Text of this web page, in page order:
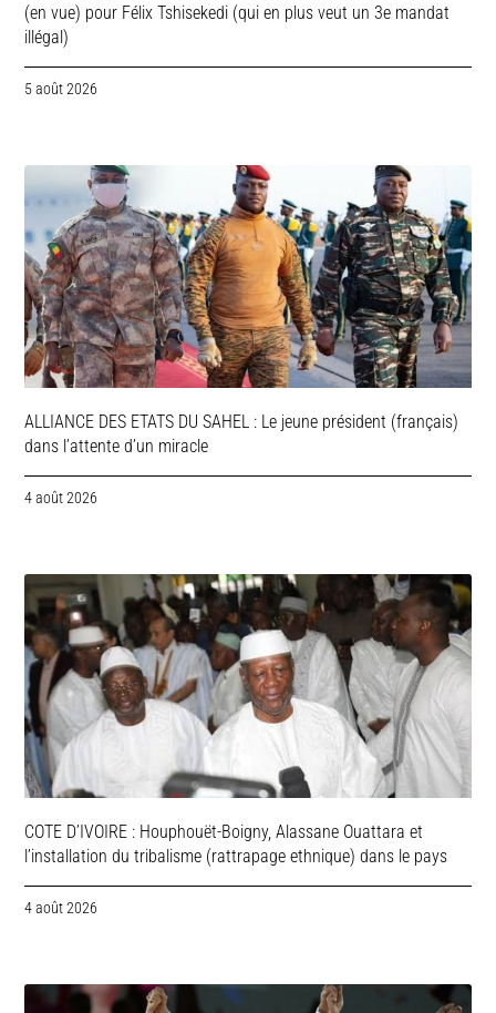
(en vue) pour Félix Tshisekedi (qui en plus veut un 3e mandat
illégal)
5 août 2026
ALLIANCE DES ETATS DU SAHEL : Le jeune président (français)
dans l’attente d’un miracle
4 août 2026
COTE D’IVOIRE : Houphouët-Boigny, Alassane Ouattara et
l’installation du tribalisme (rattrapage ethnique) dans le pays
4 août 2026